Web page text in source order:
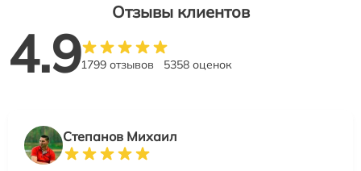
Отзывы клиентов
4.91799 отзывов 5358 оценок
Степанов Михаил